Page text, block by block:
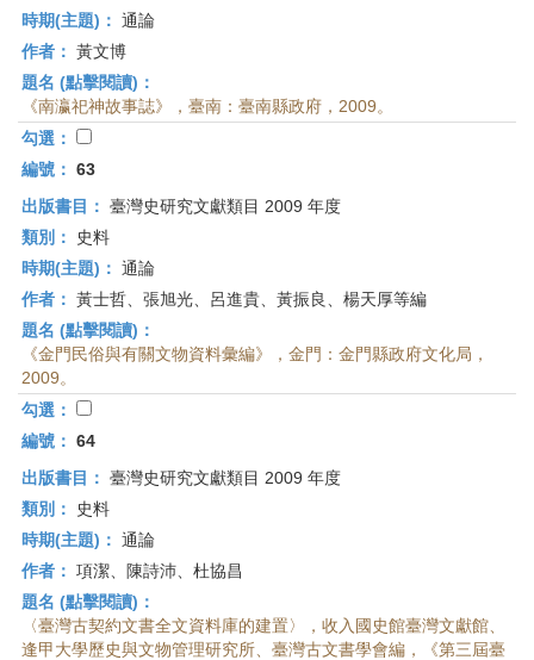
時期(主題)： 通論
作者： 黃文博
題名 (點擊閱讀)：
《南瀛祀神故事誌》，臺南：臺南縣政府，2009。
勾選：
編號： 63
出版書目： 臺灣史研究文獻類目 2009 年度
類別：
史料
時期(主題)： 通論
作者： 黃士哲、張旭光、呂進貴、黃振良、楊天厚等編
題名 (點擊閱讀)：
《金門民俗與有關文物資料彙編》，金門：金門縣政府文化局，
2009。
勾選：
編號： 64
出版書目： 臺灣史研究文獻類目 2009 年度
類別：
史料
時期(主題)： 通論
作者： 項潔、陳詩沛、杜協昌
題名 (點擊閱讀)：
〈臺灣古契約文書全文資料庫的建置〉，收入國史館臺灣文獻館、
逢甲大學歷史與文物管理研究所、臺灣古文書學會編，《第三屆臺